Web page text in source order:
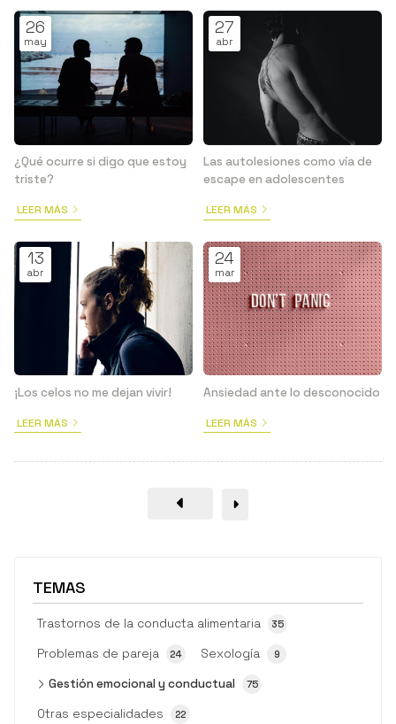
TEMAS
Trastornos de la conducta alimentaria 35
Problemas de pareja 24 Sexología 9
Gestión emocional y conductual 75
Otras especialidades 22
26
may
¿Qué ocurre si digo que estoy
triste?
LEER MÁS
27
abr
Las autolesiones como vía de
escape en adolescentes
LEER MÁS
13
abr
¡Los celos no me dejan vivir!
LEER MÁS
24
mar
Ansiedad ante lo desconocido
LEER MÁS